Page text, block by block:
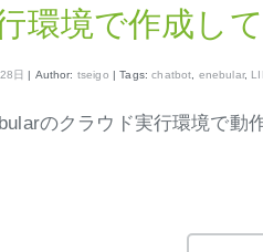
環境で作成し
日 | Author: tseigo | Tags:chatbot, enebular,
のクラウド実行環境で